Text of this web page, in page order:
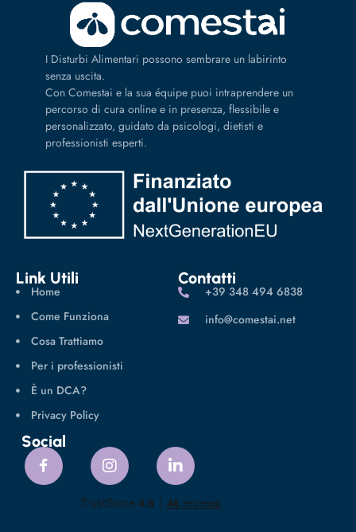
I Disturbi Alimentari possono sembrare un labirinto
senza uscita.
Con Comestai e la sua équipe puoi intraprendere un
percorso di cura online e in presenza, flessibile e
personalizzato, guidato da psicologi, dietisti e
professionisti esperti.
Link Utili
Home
Come Funziona
Cosa Trattiamo
Per i professionisti
È un DCA?
Privacy Policy
Contatti
‪+39 348 494 6838
info@comestai.net
Social